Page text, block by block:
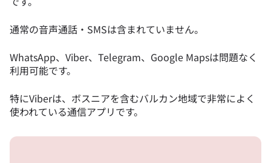
通常の音声通話・SMSは含まれていません。
WhatsApp、Viber、Telegram、Google Mapsは問題なく
利用可能です。
特にViberは、ボスニアを含むバルカン地域で非常によく
使われている通信アプリです。